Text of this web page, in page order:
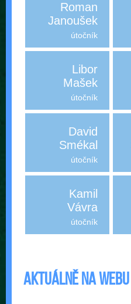
Roman
Janoušek
útočník
Libor
Mašek
útočník
David
Smékal
útočník
Kamil
Vávra
útočník
Aktuálně na webu